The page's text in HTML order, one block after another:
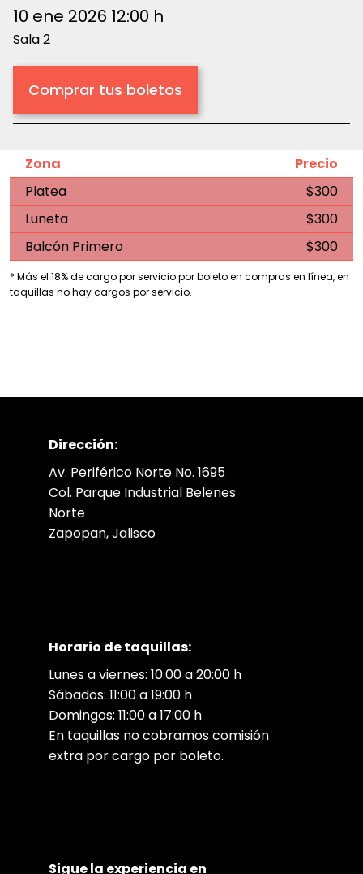
10 ene 2026 12:00 h
Sala 2
Comprar tus boletos
Zona
Precio
Platea
$300
Luneta
$300
Balcón Primero
$300
* Más el 18% de cargo por servicio por boleto en compras en línea, en
taquillas no hay cargos por servicio.
Dirección:
Av. Periférico Norte No. 1695
Col. Parque Industrial Belenes
Norte
Zapopan, Jalisco
Horario de taquillas:
Lunes a viernes: 10:00 a 20:00 h
Sábados: 11:00 a 19:00 h
Domingos: 11:00 a 17:00 h
En taquillas no cobramos comisión
extra por cargo por boleto.
Sigue la experiencia en